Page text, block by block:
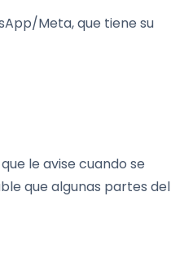
Meta, que tiene su
le avise cuando se
que algunas partes del